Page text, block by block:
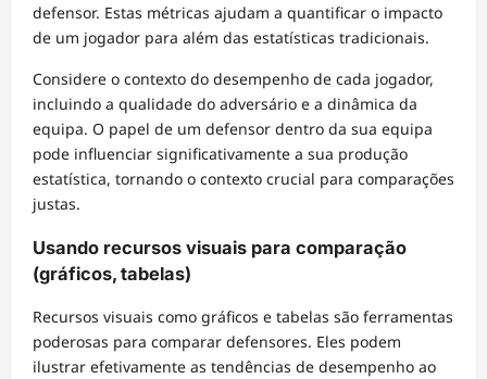
defensor. Estas métricas ajudam a quantificar o impacto
de um jogador para além das estatísticas tradicionais.
Considere o contexto do desempenho de cada jogador,
incluindo a qualidade do adversário e a dinâmica da
equipa. O papel de um defensor dentro da sua equipa
pode influenciar significativamente a sua produção
estatística, tornando o contexto crucial para comparações
justas.
Usando recursos visuais para comparação
(gráficos, tabelas)
Recursos visuais como gráficos e tabelas são ferramentas
poderosas para comparar defensores. Eles podem
ilustrar efetivamente as tendências de desempenho ao